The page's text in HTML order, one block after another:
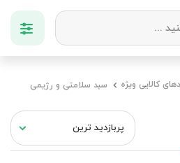
خشکبار
کالایی ویژه سبد سلامتی و رژیمی